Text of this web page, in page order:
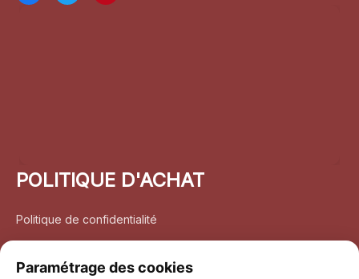
POLITIQUE D'ACHAT
Politique de confidentialité
Paramétrage des cookies